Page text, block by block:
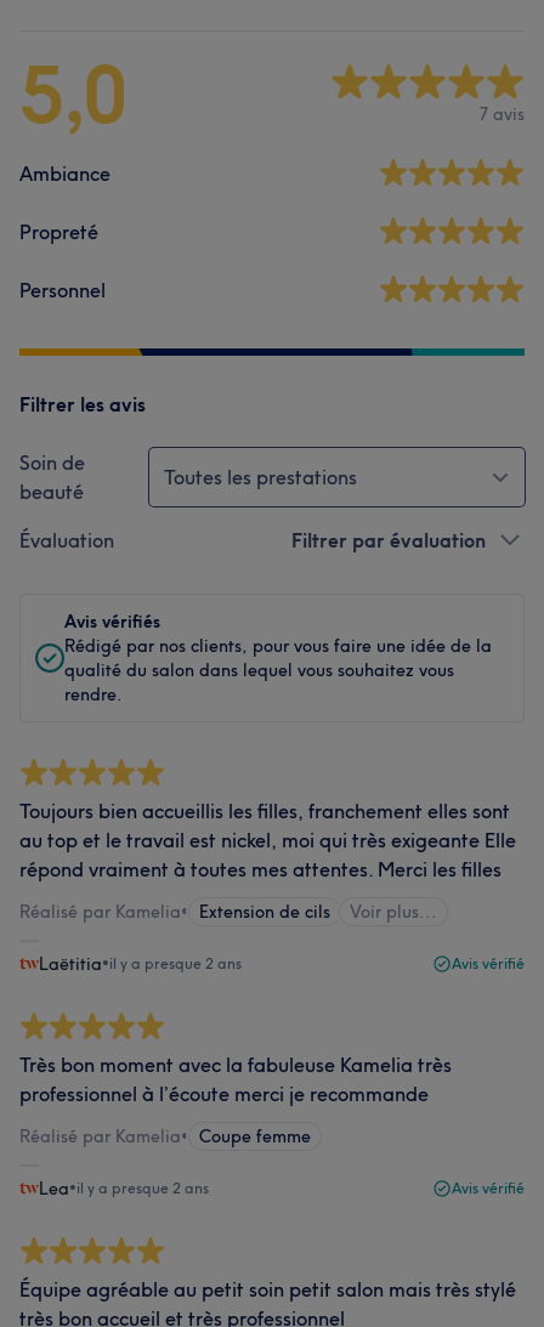
5,0 7 avis
Ambiance
Propreté
Personnel
Filtrer les avis
Soin de
beauté
Toutes les prestations
Évaluation Filtrer par évaluation
Avis vérifiés
Rédigé par nos clients, pour vous faire une idée de la
qualité du salon dans lequel vous souhaitez vous
rendre.
Toujours bien accueillis les filles, franchement elles sont
au top et le travail est nickel, moi qui très exigeante Elle
répond vraiment à toutes mes attentes. Merci les filles
Réalisé par Kamelia• Extension de cils Voir plus...
Laëtitia•il y a presque 2 ans Avis vérifié
Très bon moment avec la fabuleuse Kamelia très
professionnel à l’écoute merci je recommande
Réalisé par Kamelia• Coupe femme
Lea•il y a presque 2 ans Avis vérifié
Équipe agréable au petit soin petit salon mais très stylé
très bon accueil et très professionnel